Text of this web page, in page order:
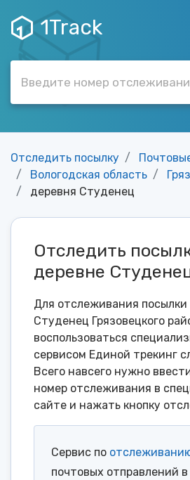
1Track
Отследить посылку
Вологодская область
деревня Студенец
Отследить
деревне
Для отслеживания посылки
Студенец Грязовецкого
воспользоваться
сервисом Единой трекинг
Всего навсего нужно
номер отслеживания в
сайте и нажать кнопку
Сервис по
почтовых отправлений